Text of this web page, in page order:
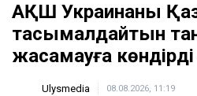
АҚШ Украинаны
тасымалдайтын
жасамауға
Ulysmedia 08.08.2026, 11:19